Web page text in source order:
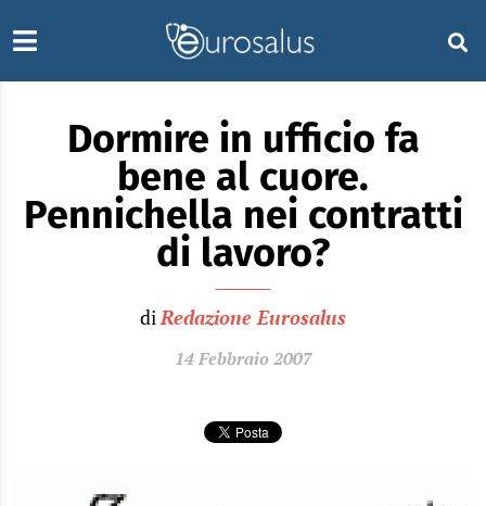
Dormire in ufficio fa
bene al cuore.
Pennichella nei contratti
di lavoro?
diRedazione Eurosalus
14 Febbraio 2007